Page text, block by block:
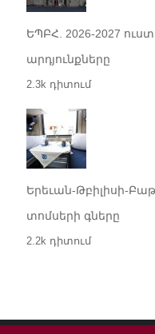
ԵՊԲՀ. 2026-2027
արդյունքները
2.3k դիտում
Երեւան-Թբիլիսի-
տոմսերի գները
2.2k դիտում